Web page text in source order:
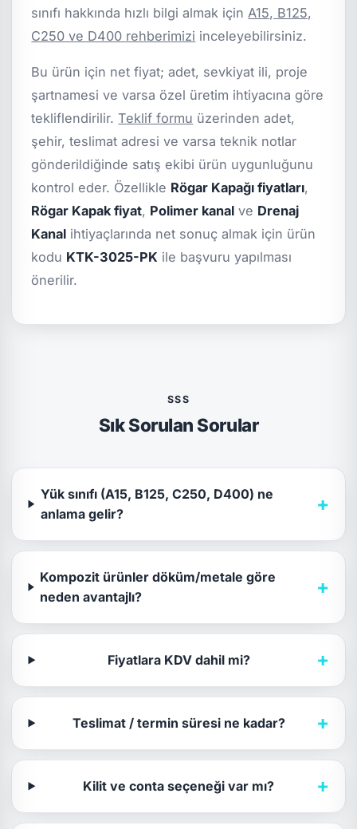
sınıfı hakkında hızlı bilgi almak için A15, B125,
C250 ve D400 rehberimizi inceleyebilirsiniz.
Bu ürün için net fiyat; adet, sevkiyat ili, proje
şartnamesi ve varsa özel üretim ihtiyacına göre
tekliflendirilir.Teklif formu üzerinden adet,
şehir, teslimat adresi ve varsa teknik notlar
gönderildiğinde satış ekibi ürün uygunluğunu
kontrol eder. Özellikle Rögar Kapağı fiyatları,
Rögar Kapak fiyat, Polimer kanal ve Drenaj
Kanal ihtiyaçlarında net sonuç almak için ürün
kodu KTK-3025-PK ile başvuru yapılması
önerilir.
SSS
Sık Sorulan Sorular
Yük sınıfı (A15, B125, C250, D400) ne
anlama gelir?
+
Kompozit ürünler döküm/metale göre
neden avantajlı?
+
Fiyatlara KDV dahil mi? +
Teslimat / termin süresi ne kadar? +
Kilit ve conta seçeneği var mı? +